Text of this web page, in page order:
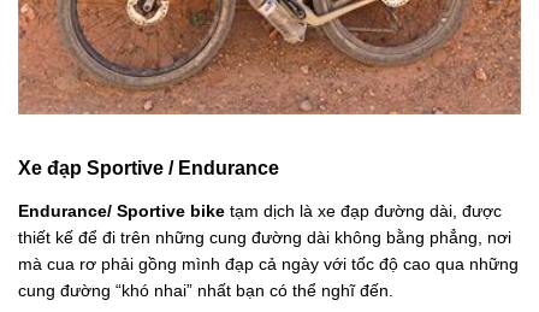
Xe đạp Sportive / Endurance
Endurance/ Sportive bike tạm dịch là xe đạp đường dài, được
thiết kế để đi trên những cung đường dài không bằng phẳng, nơi
mà cua rơ phải gồng mình đạp cả ngày với tốc độ cao qua những
cung đường “khó nhai” nhất bạn có thể nghĩ đến.